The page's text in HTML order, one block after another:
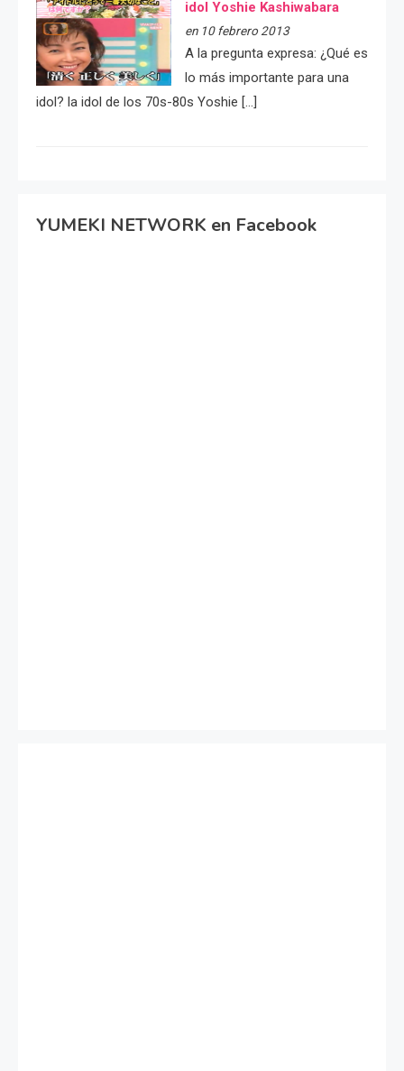
idol Yoshie Kashiwabara
en 10 febrero 2013
A la pregunta expresa: ¿Qué es
lo más importante para una
idol? la idol de los 70s-80s Yoshie […]
YUMEKI NETWORK en Facebook